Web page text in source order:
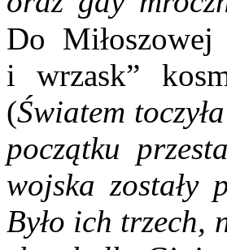
Do
i wrzask”
(Światem
początku
wojska zostały
Było ich trzech,